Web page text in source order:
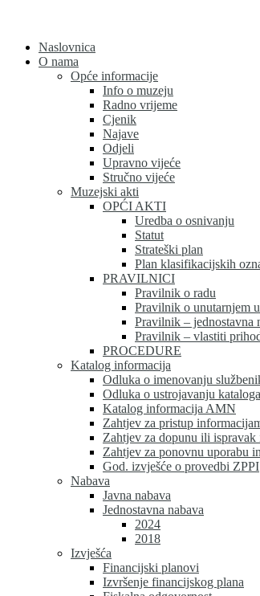
contentNaslovnica
O nama
Opće informacije
Info o muzeju
Radno vrijeme
Cjenik
Najave
Odjeli
Upravno vijeće
Stručno vijeće
Muzejski akti
OPĆI AKTI
Uredba o osnivanju
Statut
Strateški plan
Plan klasifikacijskih
PRAVILNICI
Pravilnik o radu
Pravilnik o unutarnjem
Pravilnik – jednostavna
Pravilnik – vlastiti
PROCEDURE
Katalog informacija
Odluka o imenovanju
Odluka o ustrojavanju kataloga
Katalog informacija AMN
Zahtjev za pristup
Zahtjev za dopunu ili
Zahtjev za ponovnu uporabu
God. izvješće o provedbi ZPPI
Nabava
Javna nabava
Jednostavna nabava
2024
2018
Izvješća
Financijski planovi
Izvršenje financijskog plana